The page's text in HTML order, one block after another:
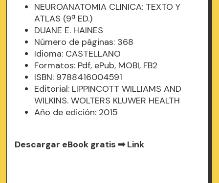
NEUROANATOMIA CLINICA: TEXTO Y
ATLAS (9ª ED.)
DUANE E. HAINES
Número de páginas: 368
Idioma: CASTELLANO
Formatos: Pdf, ePub, MOBI, FB2
ISBN: 9788416004591
Editorial: LIPPINCOTT WILLIAMS AND
WILKINS. WOLTERS KLUWER HEALTH
Año de edición: 2015
Descargar eBook gratis ➡Link